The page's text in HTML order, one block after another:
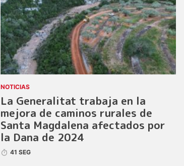
NOTICIAS
La Generalitat trabaja en la
mejora de caminos rurales de
Santa Magdalena afectados por
la Dana de 2024
41 SEG